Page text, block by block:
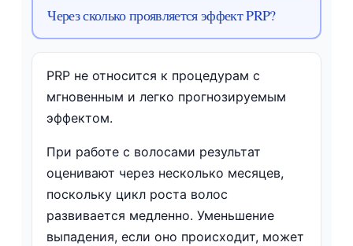
Через сколько проявляется эффект PRP?
PRP не относится к процедурам с
мгновенным и легко прогнозируемым
эффектом.
При работе с волосами результат
оценивают через несколько месяцев,
поскольку цикл роста волос
развивается медленно. Уменьшение
выпадения, если оно происходит, может